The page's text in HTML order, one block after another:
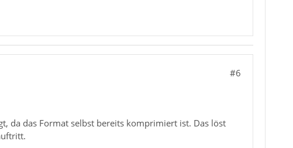
#6
da das Format selbst bereits komprimiert ist. Das löst